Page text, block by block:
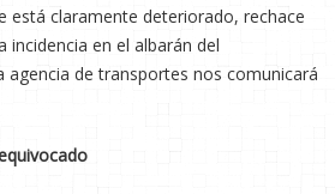
está claramente deteriorado, rechace
incidencia en el albarán del
agencia de transportes nos comunicará